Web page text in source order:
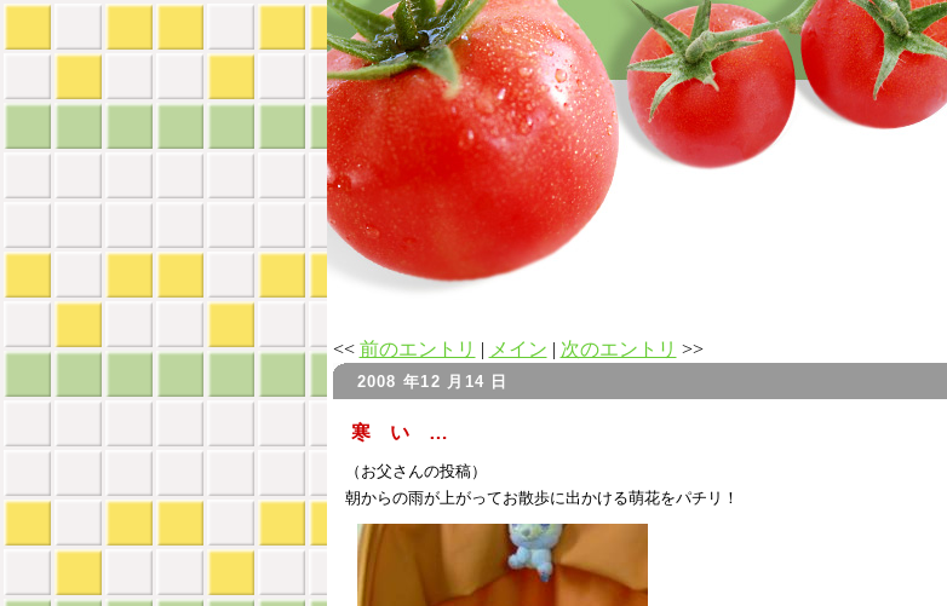
<< 前のエントリ | メイン | 次のエントリ >>
2008 年12 月14 日
寒 い …
（お父さんの投稿）
朝からの雨が上がってお散歩に出かける萌花をパチリ！